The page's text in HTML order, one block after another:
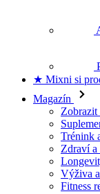
Magazín
Zobrazit
Trénink
Zdraví a
Výživa
Fitness
Doprava a
Časté otázky